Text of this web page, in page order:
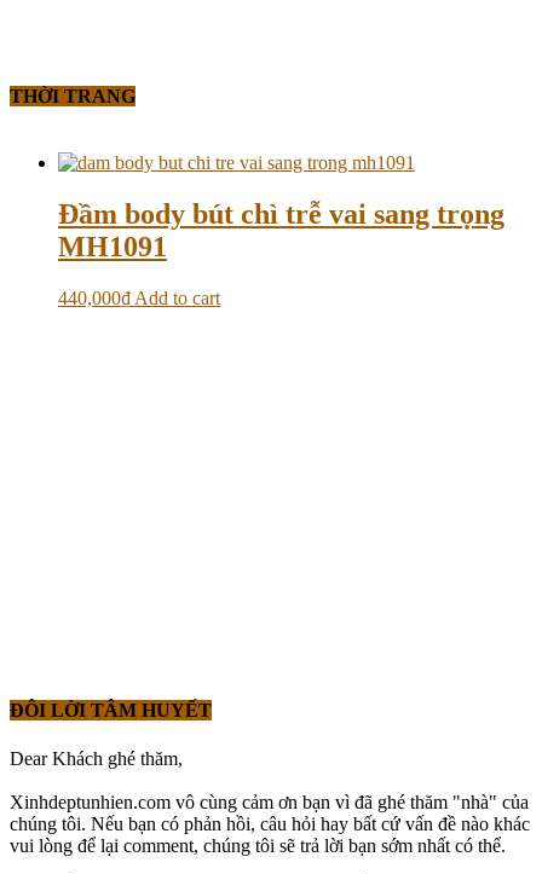
THỜI TRANG
Đầm body bút chì trễ vai sang trọng
MH1091
440,000₫ Add to cart
ĐÔI LỜI TÂM HUYẾT
Dear Khách ghé thăm,
Xinhdeptunhien.com vô cùng cảm ơn bạn vì đã ghé thăm "nhà" của
chúng tôi. Nếu bạn có phản hồi, câu hỏi hay bất cứ vấn đề nào khác
vui lòng để lại comment, chúng tôi sẽ trả lời bạn sớm nhất có thể.